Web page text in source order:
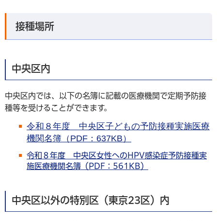
接種場所
中央区内
中央区内では、以下の名簿に記載の医療機関で定期予防接
種等を受けることができます。
令和８年度 中央区子どもの予防接種実施医療
機関名簿（PDF：637KB）
令和８年度 中央区女性へのHPV感染症予防接種実
施医療機関名簿（PDF：561KB）
中央区以外の特別区（東京23区）内